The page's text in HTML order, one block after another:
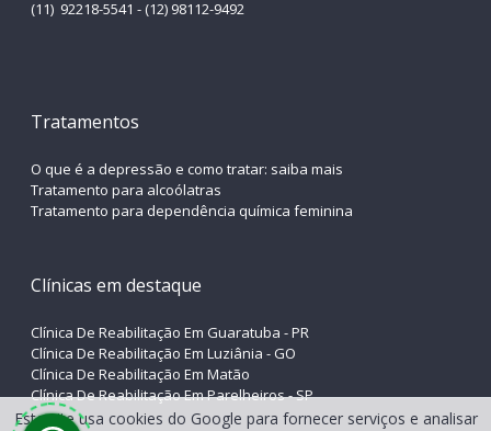
(11) 92218-5541 - (12) 98112-9492
Tratamentos
O que é a depressão e como tratar: saiba mais
Tratamento para alcoólatras
Tratamento para dependência química feminina
Clínicas em destaque
Clínica De Reabilitação Em Guaratuba - PR
Clínica De Reabilitação Em Luziânia - GO
Clínica De Reabilitação Em Matão
Clínica De Reabilitação Em Parelheiros - SP